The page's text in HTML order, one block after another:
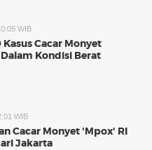
WIB
Kasus Cacar Monyet
Kondisi Berat
WIB
Cacar Monyet 'Mpox' RI
Jakarta